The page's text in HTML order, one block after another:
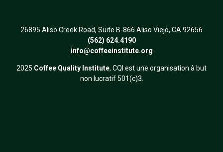
26895 Aliso Creek Road, Suite B-866 Aliso Viejo, CA 92656
(562) 624.4190
info@coffeeinstitute.org
2025 Coffee Quality Institute, CQI est une organisation à but
non lucratif 501(c)3.